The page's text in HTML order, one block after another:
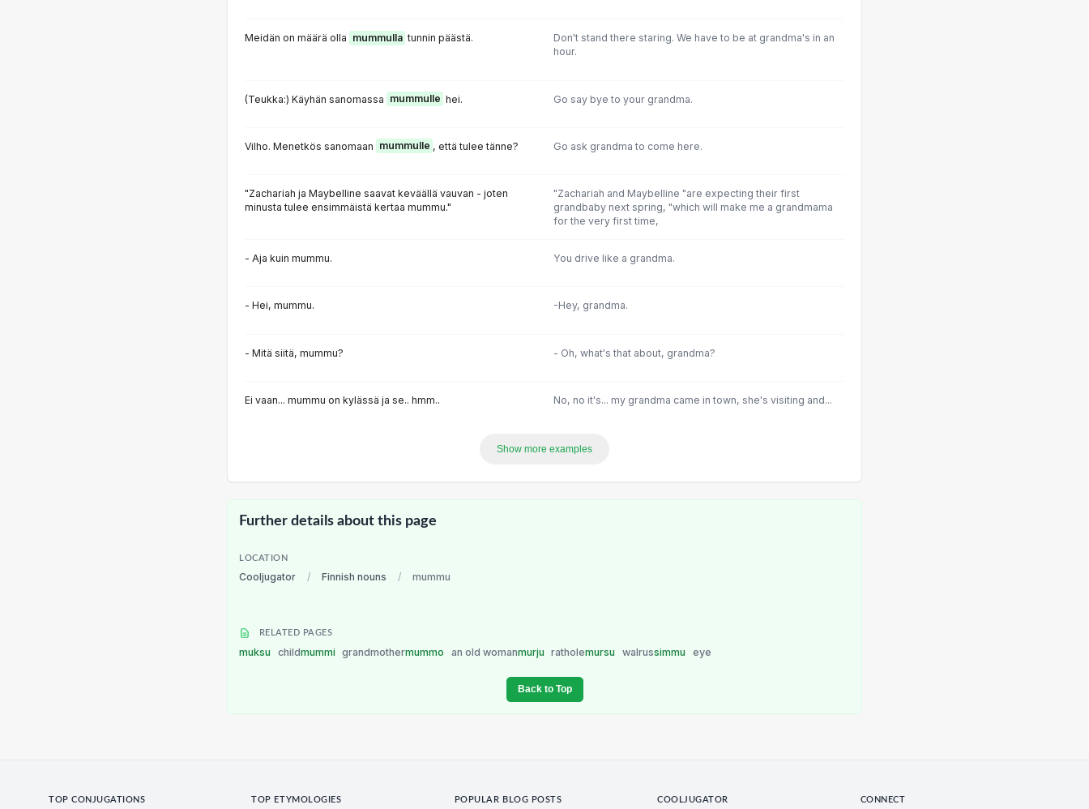
Meidän on määrä olla mummulla tunnin päästä.
Don't stand there staring. We have to be at grandma's in an
hour.
(Teukka:) Käyhän sanomassa mummulle hei. Go say bye to your grandma.
Vilho. Menetkös sanomaan mummulle , että tulee tänne? Go ask grandma to come here.
"Zachariah ja Maybelline saavat keväällä vauvan - joten
minusta tulee ensimmäistä kertaa mummu."
"Zachariah and Maybelline "are expecting their first
grandbaby next spring, "which will make me a grandmama
for the very first time,
- Aja kuin mummu. You drive like a grandma.
- Hei, mummu. -Hey, grandma.
- Mitä siitä, mummu? - Oh, what's that about, grandma?
Ei vaan... mummu on kylässä ja se.. hmm.. No, no it's... my grandma came in town, she's visiting and...
Show more examples
Further details about this page
LOCATION
Cooljugator / Finnish nouns / mummu
RELATED PAGES
muksu childmummi grandmothermummo an old womanmurju ratholemursu walrussimmu eye
Back to Top
TOP CONJUGATIONS TOP ETYMOLOGIES POPULAR BLOG POSTS COOLJUGATOR CONNECT